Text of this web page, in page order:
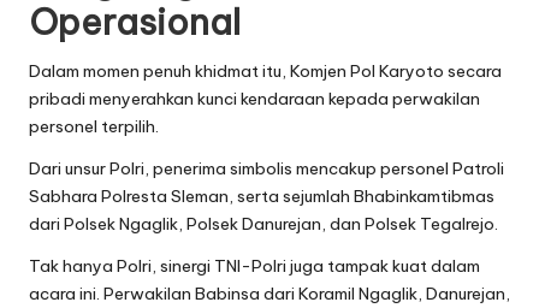
Operasional
Dalam momen penuh khidmat itu, Komjen Pol Karyoto secara
pribadi menyerahkan kunci kendaraan kepada perwakilan
personel terpilih.
Dari unsur Polri, penerima simbolis mencakup personel Patroli
Sabhara Polresta Sleman, serta sejumlah Bhabinkamtibmas
dari Polsek Ngaglik, Polsek Danurejan, dan Polsek Tegalrejo.
Tak hanya Polri, sinergi TNI-Polri juga tampak kuat dalam
acara ini. Perwakilan Babinsa dari Koramil Ngaglik, Danurejan,